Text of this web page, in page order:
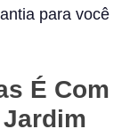
para você
É Com